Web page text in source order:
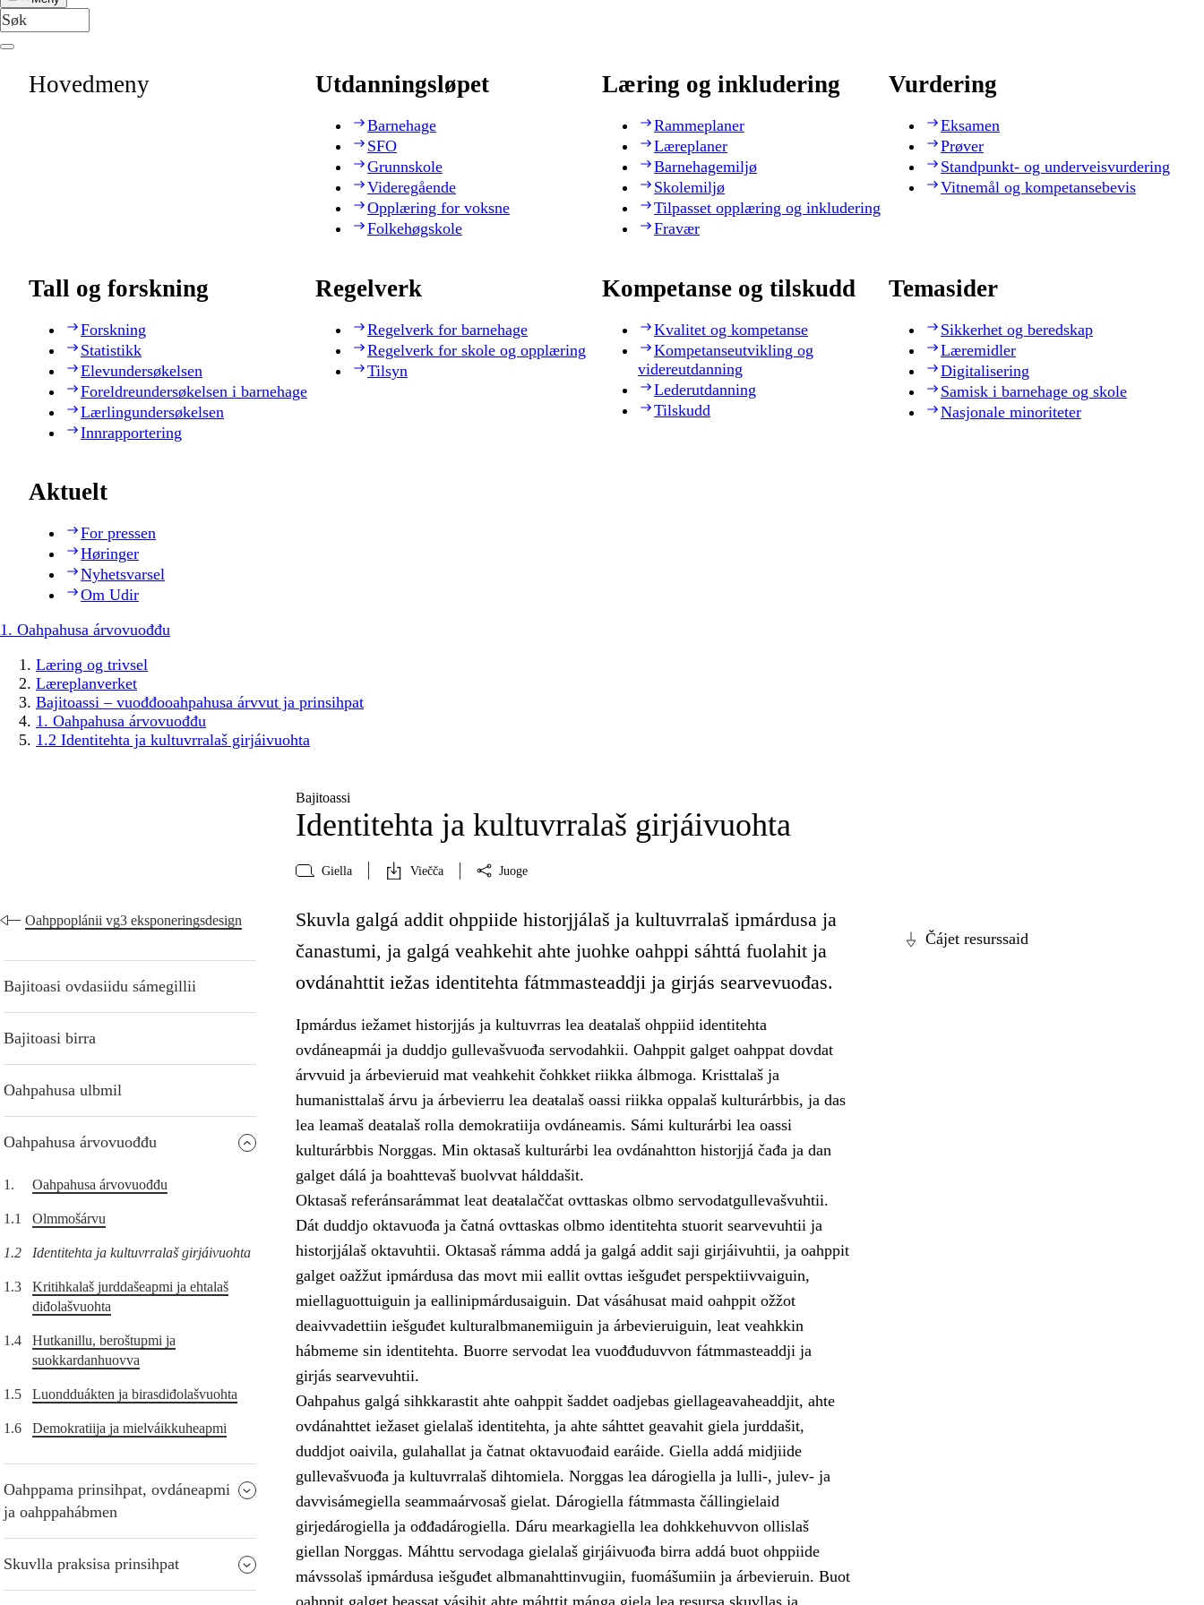
Hovedmeny Utdanningsløpet
Barnehage
SFO
Grunnskole
Videregående
Opplæring for voksne
Folkehøgskole
Læring og inkludering
Rammeplaner
Læreplaner
Barnehagemiljø
Skolemiljø
Tilpasset opplæring og inkludering
Fravær
Vurdering
Eksamen
Prøver
Standpunkt- og underveisvurdering
Vitnemål og kompetansebevis
Tall og forskning
Forskning
Statistikk
Elevundersøkelsen
Foreldreundersøkelsen i barnehage
Lærlingundersøkelsen
Innrapportering
Regelverk
Regelverk for barnehage
Regelverk for skole og opplæring
Tilsyn
Kompetanse og tilskudd
Kvalitet og kompetanse
Kompetanseutvikling og
videreutdanning
Lederutdanning
Tilskudd
Temasider
Sikkerhet og beredskap
Læremidler
Digitalisering
Samisk i barnehage og skole
Nasjonale minoriteter
Aktuelt
For pressen
Høringer
Nyhetsvarsel
Om Udir
1. Oahpahusa árvovuođđu
Læring og trivsel
Læreplanverket
Bajitoassi – vuođđooahpahusa árvvut ja prinsihpat
1. Oahpahusa árvovuođđu
1.2 Identitehta ja kultuvrralaš girjáivuohta
Bajitoassi
Identitehta ja kultuvrralaš girjáivuohta
Giella Viečča Juoge
Oahppoplánii vg3 eksponeringsdesign
Bajitoasi ovdasiidu sámegillii
Bajitoasi birra
Oahpahusa ulbmil
Oahpahusa árvovuođđu
1. Oahpahusa árvovuođđu
1.1 Olmmošárvu
1.2 Identitehta ja kultuvrralaš girjáivuohta
1.3
Kritihkalaš jurddašeapmi ja ehtalaš
diđolašvuohta
1.4
Hutkanillu, beroštupmi ja
suokkardanhuovva
1.5 Luondduákten ja birasdiđolašvuohta
1.6 Demokratiija ja mielváikkuheapmi
Oahppama prinsihpat, ovdáneapmi
ja oahppahábmen
Skuvlla praksisa prinsihpat
Čájet resurssaid
Skuvla galgá addit ohppiide historjjálaš ja kultuvrralaš ipmárdusa ja
čanastumi, ja galgá veahkehit ahte juohke oahppi sáhttá fuolahit ja
ovdánahttit iežas identitehta fátmmasteaddji ja girjás searvevuođas.
Ipmárdus iežamet historjjás ja kultuvrras lea deaŧalaš ohppiid identitehta
ovdáneapmái ja duddjo gullevašvuođa servodahkii. Oahppit galget oahppat dovdat
árvvuid ja árbevieruid mat veahkehit čohkket riikka álbmoga. Kristtalaš ja
humanisttalaš árvu ja árbevierru lea deaŧalaš oassi riikka oppalaš kulturárbbis, ja das
lea leamaš deaŧalaš rolla demokratiija ovdáneamis. Sámi kulturárbi lea oassi
kulturárbbis Norggas. Min oktasaš kulturárbi lea ovdánahtton historjjá čađa ja dan
galget dálá ja boahttevaš buolvvat hálddašit.
Oktasaš referánsarámmat leat deaŧalaččat ovttaskas olbmo servodatgullevašvuhtii.
Dát duddjo oktavuođa ja čatná ovttaskas olbmo identitehta stuorit searvevuhtii ja
historjjálaš oktavuhtii. Oktasaš rámma addá ja galgá addit saji girjáivuhtii, ja oahppit
galget oažžut ipmárdusa das movt mii eallit ovttas iešguđet perspektiivvaiguin,
miellaguottuiguin ja eallinipmárdusaiguin. Dat vásáhusat maid oahppit ožžot
deaivvadettiin iešguđet kulturalbmanemiiguin ja árbevieruiguin, leat veahkkin
hábmeme sin identitehta. Buorre servodat lea vuođđuduvvon fátmmasteaddji ja
girjás searvevuhtii.
Oahpahus galgá sihkkarastit ahte oahppit šaddet oadjebas giellageavaheaddjit, ahte
ovdánahttet iežaset gielalaš identitehta, ja ahte sáhttet geavahit giela jurddašit,
duddjot oaivila, gulahallat ja čatnat oktavuođaid earáide. Giella addá midjiide
gullevašvuođa ja kultuvrralaš dihtomiela. Norggas lea dárogiella ja lulli-, julev- ja
davvisámegiella seammaárvosaš gielat. Dárogiella fátmmasta čállingielaid
girjedárogiella ja ođđadárogiella. Dáru mearkagiella lea dohkkehuvvon ollislaš
giellan Norggas. Máhttu servodaga gielalaš girjáivuođa birra addá buot ohppiide
mávssolaš ipmárdusa iešguđet albmanahttinvugiin, fuomášumiin ja árbevieruin. Buot